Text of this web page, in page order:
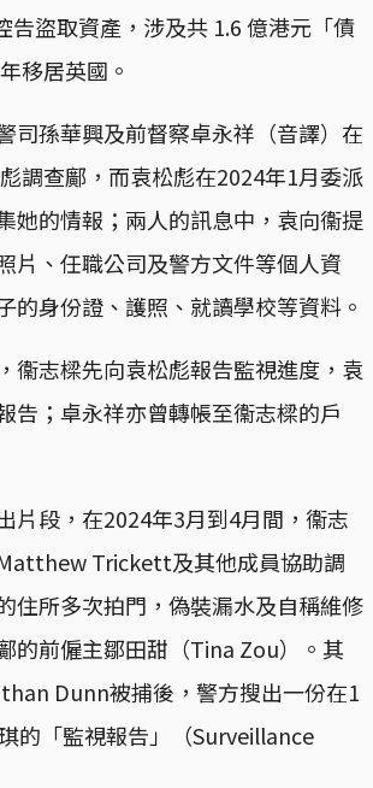
盜取資產，涉及共 1.6 億港元「債
移居英國。
司孫華興及前督察卓永祥（音譯）在
調查鄺，而袁松彪在2024年1月委派
她的情報；兩人的訊息中，袁向衞提
片、任職公司及警方文件等個人資
的身份證、護照、就讀學校等資料。
衞志樑先向袁松彪報告監視進度，袁
告；卓永祥亦曾轉帳至衞志樑的戶
片段，在2024年3月到4月間，衞志
Trickett及其他成員協助調
住所多次拍門，偽裝漏水及自稱維修
的前僱主鄒田甜（Tina Zou）。其
Dunn被捕後，警方搜出一份在1
的「監視報告」（Surveillance